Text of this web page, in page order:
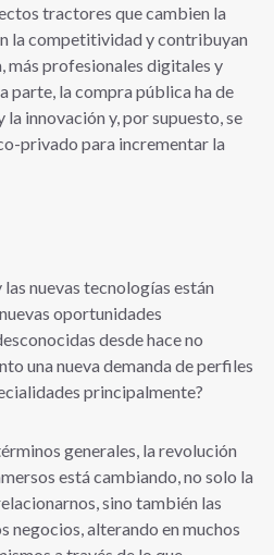
tractores que cambien la
la competitividad y contribuyan
más profesionales digitales y
parte, la compra pública ha de
innovación y, por supuesto, se
privado para incrementar la
nuevas tecnologías están
oportunidades
desde hace no
una nueva demanda de perfiles
principalmente?
generales, la revolución
está cambiando, no solo la
sino también las
negocios, alterando en muchos